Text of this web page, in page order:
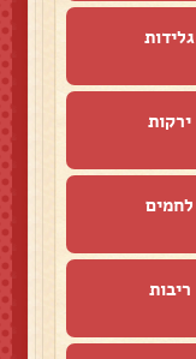
גלידות
ירקות
לחמים
ריבות